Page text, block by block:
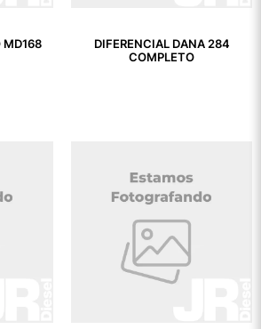
MD168
DIFERENCIAL DANA 284
COMPLETO